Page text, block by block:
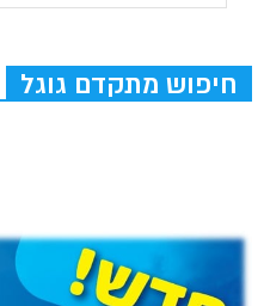
חיפוש מתקדם גוגל